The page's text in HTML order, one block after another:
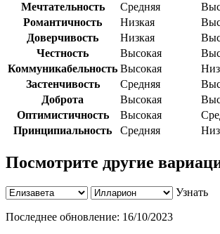
Мечтательность
Средняя
Романтичность
Низкая
Доверчивость
Низкая
Честность
Высокая
Коммуникабельность Высокая
Застенчивость
Средняя
Доброта
Высокая
Оптимистичность
Высокая
Принципиальность
Средняя
Посмотрите другие
Узнать
Последнее обновление: 16/10/2023